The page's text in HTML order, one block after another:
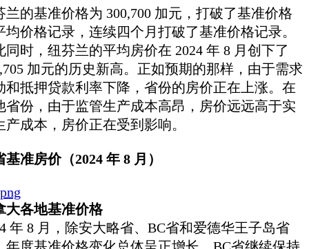
兰的基准价格为 300,700 加元，打破了基准价格
均价格记录，连续四个月打破了基准价格记录。
同时，纽芬兰的平均房价在 2024 年 8 月创下了
加元的历史新高。正如预期的那样，由于需求
和抵押贷款利率下降，省份的房价正在上涨。在
省份，由于监管生产成本高昂，房价远远高于实
产成本，房价正在受到影响。
基准房价（2024 年 8 月）
大各地基准价格
年 8 月，除安大略省、BC省和爱德华王子岛省